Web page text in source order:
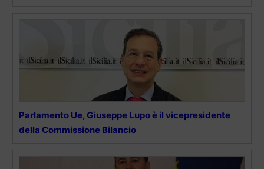
Parlamento Ue, Giuseppe Lupo è il vicepresidente
della Commissione Bilancio